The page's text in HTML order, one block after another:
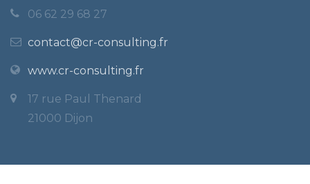
06 62 29 68 27
contact@cr-consulting.fr
www.cr-consulting.fr
17 rue Paul Thenard
21000 Dijon